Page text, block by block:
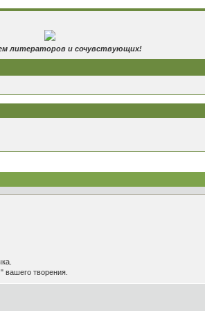
литераторов и сочувствующих!
вашего творения.